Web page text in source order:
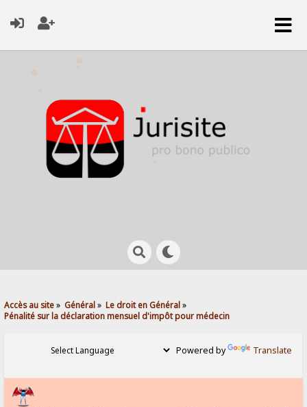
Accès au site» Général» Le droit en Général»
Pénalité sur la déclaration mensuel d'impôt pour médecin
Powered by Translate